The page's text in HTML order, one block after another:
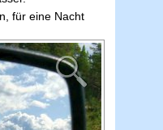
für eine Nacht